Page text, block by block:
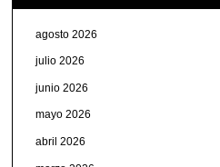
agosto 2026
julio 2026
junio 2026
mayo 2026
abril 2026